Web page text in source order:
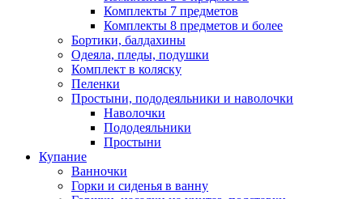
Комплекты 7 предметов
Комплекты 8 предметов и более
Бортики, балдахины
Одеяла, пледы, подушки
Комплект в коляску
Пеленки
Простыни, пододеяльники и наволочки
Наволочки
Пододеяльники
Простыни
Купание
Ванночки
Горки и сиденья в ванну